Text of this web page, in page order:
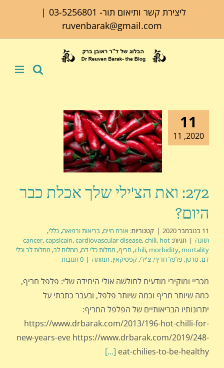
ליצירת קשר ותיאום תור- 03-5256801
|
ruvenbarak@gmail.com
11
2020, 11
272: ואת הצ'ילי שלך אכלת כבר
היום?
11 בנובמבר 2020 | קטגוריות: אורח חיים, בריאות ורפואה, כללי,
תזונה | תגיות: cancer,capsicain,cardiovascular disease,chili, hot
chili, morbidity, mortality
, חריף, מחלות כלי דם, מחלות לב, מחלות לב וכלי
דם, סרטן, פלפל חריף, צ'ילי, קפסיקאין, תמותה | 0 תגובות
מכריי ומוקירי מודעים לחולשה אולי היחידה שלי: פלפל חריף,
כמה שיותר חריף וכמה שיותר פלפל, ובעבר כתבתי על
יתרונותיו הבריאותיים של הפלפל החריף:
https://www.drbarak.com/2013/196-hot-chilli-for-
new-years-eve https://www.drbarak.com/2019/248-
eat-chilies-to-be-healthy
[...]